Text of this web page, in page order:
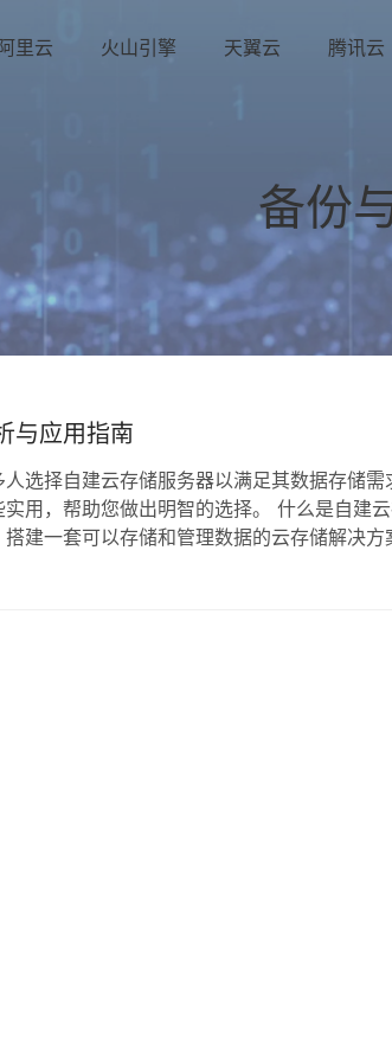
阿里云 火山引擎 天翼云 腾讯云
备份
与应用指南
选择自建云存储服务器以满足其数据存储
用，帮助您做出明智的选择。 什么是自建
建一套可以存储和管理数据的云存储解决
。 自建云存储服务器的优点 数据控制与安